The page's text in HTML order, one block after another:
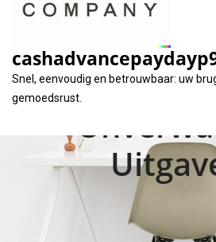
Snel, eenvoudig en betrouwbaar: uw
gemoedsrust.
Flexibele
Euro Lenen